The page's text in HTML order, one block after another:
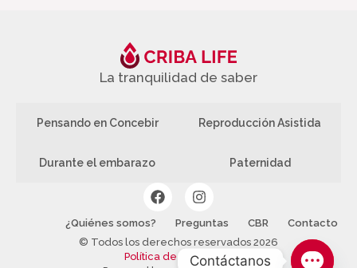
La tranquilidad de saber
Pensando en Concebir Reproducción Asistida
Durante el embarazo Paternidad
¿Quiénes somos? Preguntas CBR
Contacto
© Todos los derechos reservados 2026
Política de Privacidad
Contáctanos